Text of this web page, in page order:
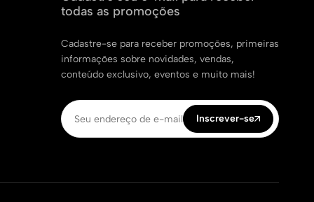
todas as promoções
Cadastre-se para receber promoções, primeiras
informações sobre novidades, vendas,
conteúdo exclusivo, eventos e muito mais!
Inscrever-se